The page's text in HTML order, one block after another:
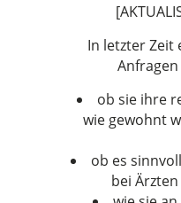
In letzter Zeit
ob sie ihre
wie gewohnt
ob es
bei